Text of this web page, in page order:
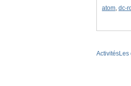
atom, dc-
ActivitésLes